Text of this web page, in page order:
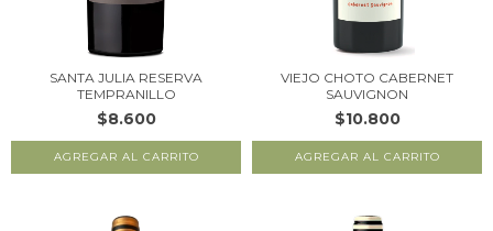
SANTA JULIA RESERVA
TEMPRANILLO
$8.600
VIEJO CHOTO CABERNET
SAUVIGNON
$10.800